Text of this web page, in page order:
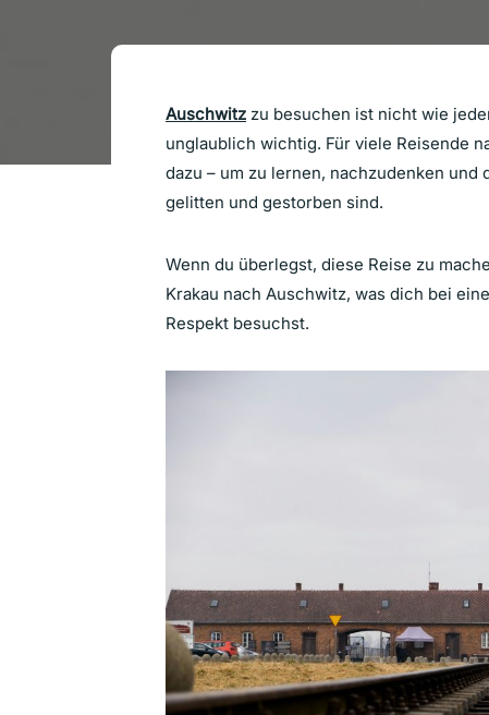
Auschwitz zu besuchen ist nicht wie
unglaublich wichtig. Für viele Reisende
dazu – um zu lernen, nachzudenken
gelitten und gestorben sind.
Wenn du überlegst, diese Reise zu
Krakau nach Auschwitz, was dich bei
Respekt besuchst.